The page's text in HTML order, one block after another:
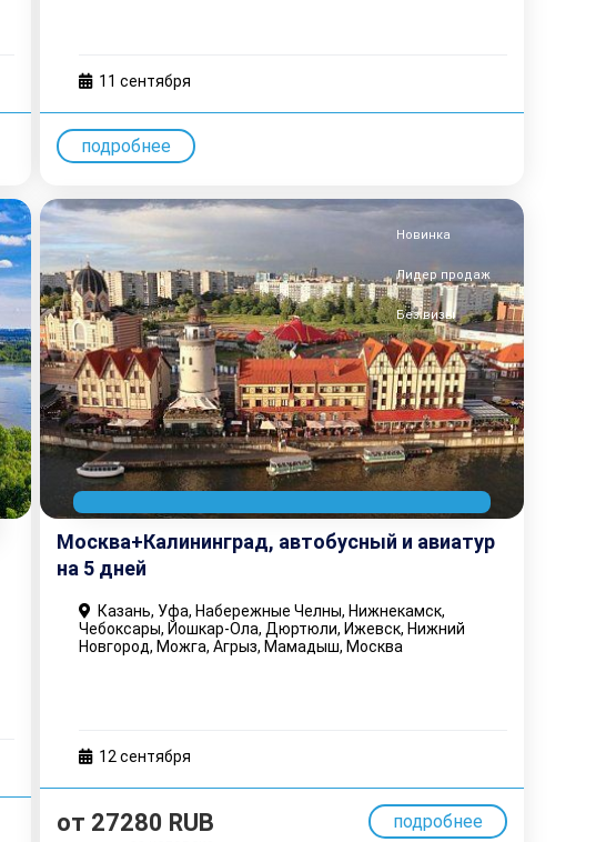
11 cентября
подробнее
Новинка
Лидер продаж
Без визы
Москва+Калининград, автобусный и авиатур
на 5 дней
Казань, Уфа, Набережные Челны, Нижнекамск,
Чебоксары, Йошкар-Ола, Дюртюли, Ижевск, Нижний
Новгород, Можга, Агрыз, Мамадыш, Москва
12 cентября
от 27280 RUB подробнее